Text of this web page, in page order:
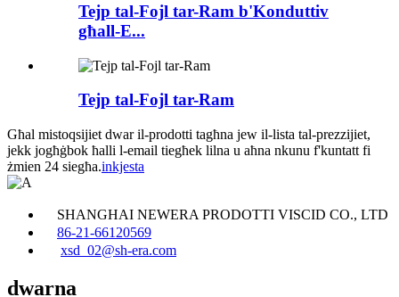
Tejp tal-Fojl tar-Ram b'Konduttiv
għall-E...
Tejp tal-Fojl tar-Ram
Għal mistoqsijiet dwar il-prodotti tagħna jew il-lista tal-prezzijiet,
jekk jogħġbok ħalli l-email tiegħek lilna u aħna nkunu f'kuntatt fi
żmien 24 siegħa.inkjesta
SHANGHAI NEWERA PRODOTTI VISCID CO., LTD
86-21-66120569
xsd_02@sh-era.com
dwarna